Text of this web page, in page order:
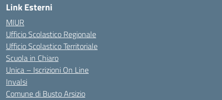
Link Esterni
MIUR
Ufficio Scolastico Regionale
Ufficio Scolastico Territoriale
Scuola in Chiaro
Unica – Iscrizioni On Line
Invalsi
Comune di Busto Arsizio